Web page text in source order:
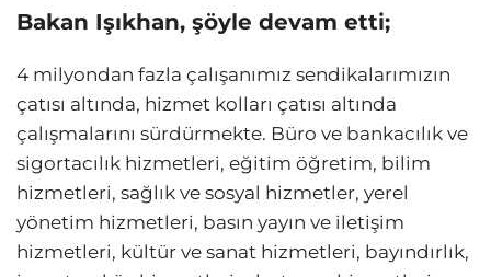
Bakan Işıkhan, şöyle devam etti;
4 milyondan fazla çalışanımız sendikalarımızın
çatısı altında, hizmet kolları çatısı altında
çalışmalarını sürdürmekte. Büro ve bankacılık ve
sigortacılık hizmetleri, eğitim öğretim, bilim
hizmetleri, sağlık ve sosyal hizmetler, yerel
yönetim hizmetleri, basın yayın ve iletişim
hizmetleri, kültür ve sanat hizmetleri, bayındırlık,